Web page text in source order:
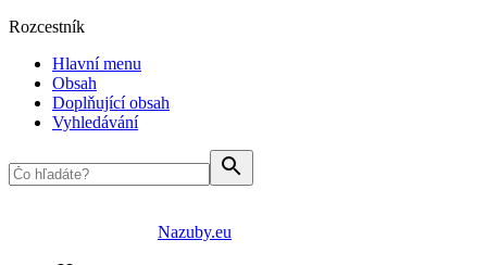
Rozcestník
Hlavní menu
Obsah
Doplňující obsah
Vyhledávání
Nazuby.eu